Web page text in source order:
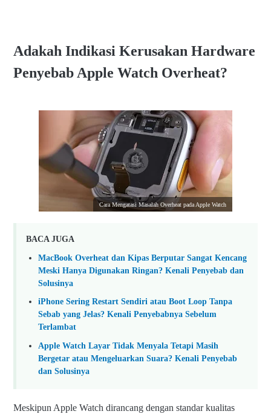
Adakah Indikasi Kerusakan Hardware
Penyebab Apple Watch Overheat?
Cara Mengatasi Masalah Overheat pada Apple Watch
BACA JUGA
MacBook Overheat dan Kipas Berputar Sangat Kencang
Meski Hanya Digunakan Ringan? Kenali Penyebab dan
Solusinya
iPhone Sering Restart Sendiri atau Boot Loop Tanpa
Sebab yang Jelas? Kenali Penyebabnya Sebelum
Terlambat
Apple Watch Layar Tidak Menyala Tetapi Masih
Bergetar atau Mengeluarkan Suara? Kenali Penyebab
dan Solusinya
Meskipun Apple Watch dirancang dengan standar kualitas